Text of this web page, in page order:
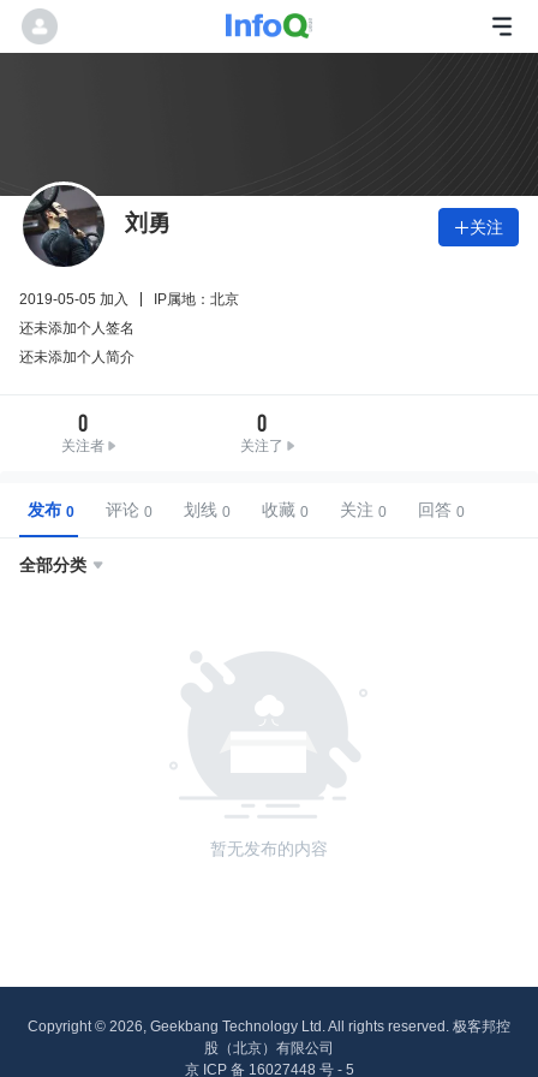
刘勇 关注
2019-05-05 加入
IP属地：北京
还未添加个人签名
还未添加个人简介
0
关注者
0
关注了
发布 评论 划线 收藏 关注 回答
全部分类 
暂无发布的内容
Copyright © 2026, Geekbang Technology Ltd. All rights reserved. 极客邦控
股（北京）有限公司
京 ICP 备 16027448 号 - 5